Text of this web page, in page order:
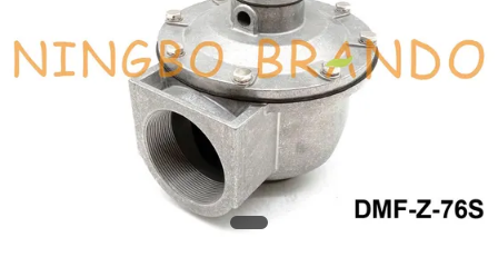
CẦU
ĐẶT
COMPANY